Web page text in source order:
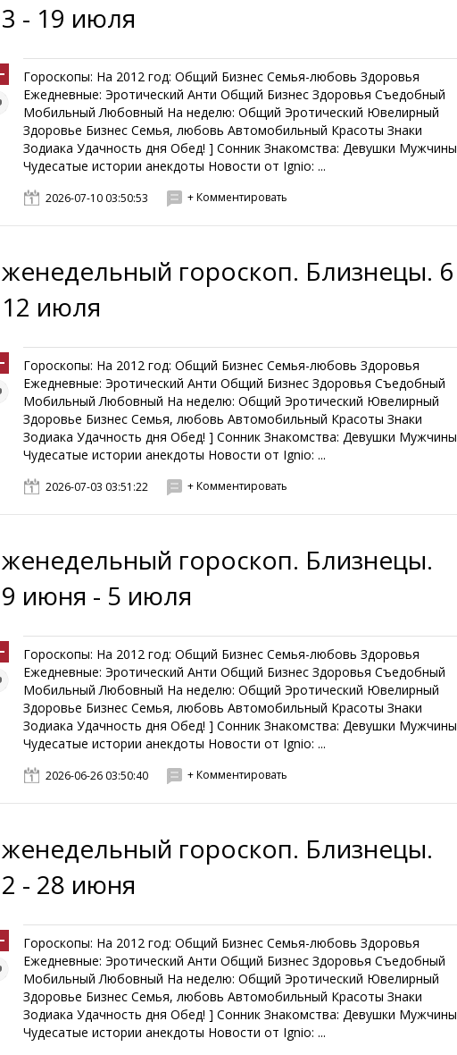
- 19 июля
Гороскопы: На 2012 год: Общий Бизнес Семья-любовь Здоровья
Ежедневные: Эротический Анти Общий Бизнес Здоровья Съедобный
Мобильный Любовный На неделю: Общий Эротический Ювелирный
Здоровье Бизнес Семья, любовь Автомобильный Красоты Знаки
Зодиака Удачность дня Обед! ] Сонник Знакомства: Девушки Мужчины
Чудесатые истории анекдоты Новости от Ignio: ...
2026-07-10 03:50:53 + Комментировать
гороскоп. Близнецы. 6
июля
Гороскопы: На 2012 год: Общий Бизнес Семья-любовь Здоровья
Ежедневные: Эротический Анти Общий Бизнес Здоровья Съедобный
Мобильный Любовный На неделю: Общий Эротический Ювелирный
Здоровье Бизнес Семья, любовь Автомобильный Красоты Знаки
Зодиака Удачность дня Обед! ] Сонник Знакомства: Девушки Мужчины
Чудесатые истории анекдоты Новости от Ignio: ...
2026-07-03 03:51:22 + Комментировать
гороскоп. Близнецы.
июня - 5 июля
Гороскопы: На 2012 год: Общий Бизнес Семья-любовь Здоровья
Ежедневные: Эротический Анти Общий Бизнес Здоровья Съедобный
Мобильный Любовный На неделю: Общий Эротический Ювелирный
Здоровье Бизнес Семья, любовь Автомобильный Красоты Знаки
Зодиака Удачность дня Обед! ] Сонник Знакомства: Девушки Мужчины
Чудесатые истории анекдоты Новости от Ignio: ...
2026-06-26 03:50:40 + Комментировать
гороскоп. Близнецы.
- 28 июня
Гороскопы: На 2012 год: Общий Бизнес Семья-любовь Здоровья
Ежедневные: Эротический Анти Общий Бизнес Здоровья Съедобный
Мобильный Любовный На неделю: Общий Эротический Ювелирный
Здоровье Бизнес Семья, любовь Автомобильный Красоты Знаки
Зодиака Удачность дня Обед! ] Сонник Знакомства: Девушки Мужчины
Чудесатые истории анекдоты Новости от Ignio: ...